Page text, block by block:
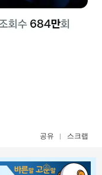
공유 스크랩